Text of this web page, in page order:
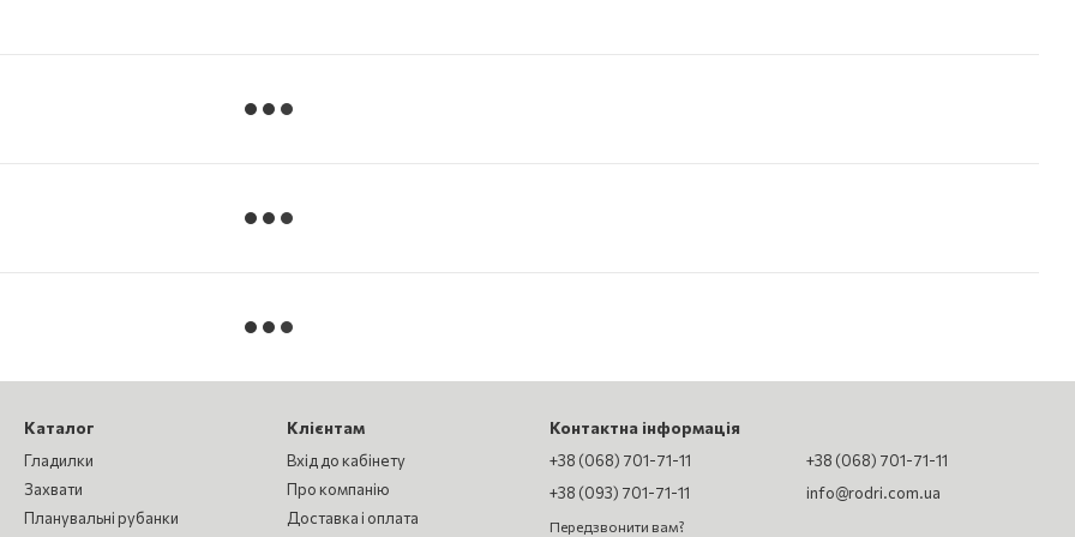
Каталог
Гладилки
Захвати
Планувальні рубанки
Клієнтам
Вхід до кабінету
Про компанію
Доставка і оплата
Контактна інформація
+38 (068) 701-71-11
+38 (093) 701-71-11
Передзвонити вам?
+38 (068) 701-71-11
info@rodri.com.ua